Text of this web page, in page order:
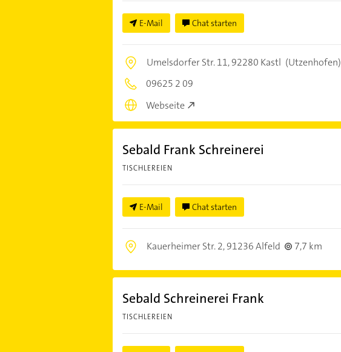
E-Mail Chat starten
Umelsdorfer Str. 11,92280 Kastl (Utzenhofen)
09625 2 09
Webseite
Sebald Frank Schreinerei
TISCHLEREIEN
E-Mail Chat starten
Kauerheimer Str. 2,91236 Alfeld 7,7 km
Sebald Schreinerei Frank
TISCHLEREIEN